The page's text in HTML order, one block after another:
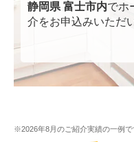
静岡県 富士市内でホ
介をお申込みいただ
※2026年8月のご紹介実績の一例で